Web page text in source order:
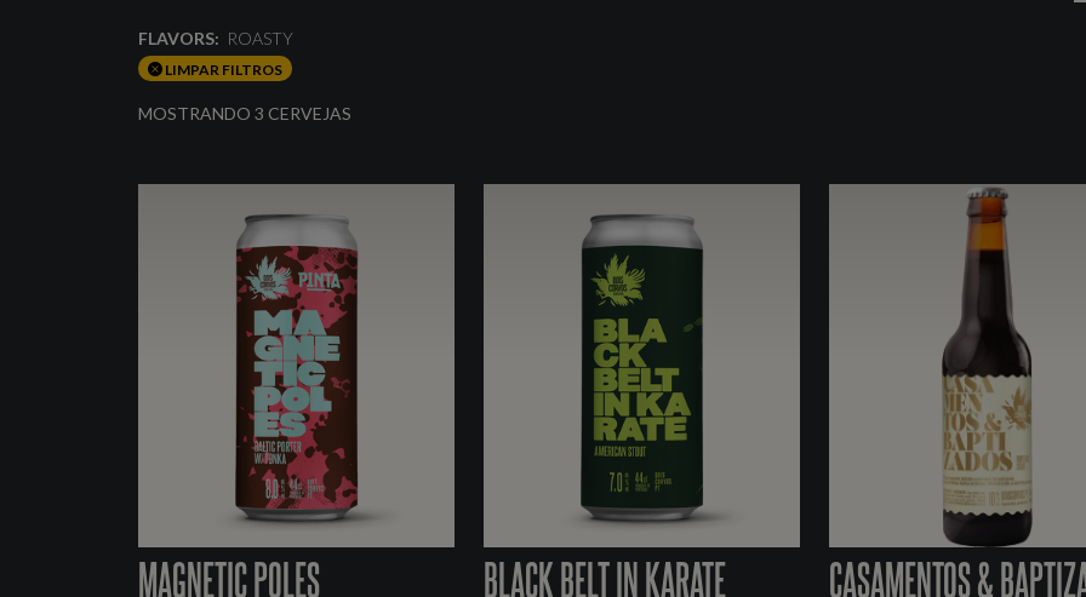
FLAVORS: ROASTY
LIMPAR FILTROS
MOSTRANDO 3 CERVEJAS
MAGNETIC POLES BLACK BELT IN KARATE CASAMENTOS &